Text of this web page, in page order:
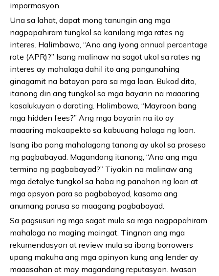
impormasyon.
Una sa lahat, dapat mong tanungin ang mga
nagpapahiram tungkol sa kanilang mga rates ng
interes. Halimbawa, “Ano ang iyong annual percentage
rate (APR)?” Isang malinaw na sagot ukol sa rates ng
interes ay mahalaga dahil ito ang pangunahing
ginagamit na batayan para sa mga loan. Bukod dito,
itanong din ang tungkol sa mga bayarin na maaaring
kasalukuyan o darating. Halimbawa, “Mayroon bang
mga hidden fees?” Ang mga bayarin na ito ay
maaaring makaapekto sa kabuuang halaga ng loan.
Isang iba pang mahalagang tanong ay ukol sa proseso
ng pagbabayad. Magandang itanong, “Ano ang mga
termino ng pagbabayad?” Tiyakin na malinaw ang
mga detalye tungkol sa haba ng panahon ng loan at
mga opsyon para sa pagbabayad, kasama ang
anumang parusa sa maagang pagbabayad.
Sa pagsusuri ng mga sagot mula sa mga nagpapahiram,
mahalaga na maging maingat. Tingnan ang mga
rekumendasyon at review mula sa ibang borrowers
upang makuha ang mga opinyon kung ang lender ay
maaasahan at may magandang reputasyon. Iwasan